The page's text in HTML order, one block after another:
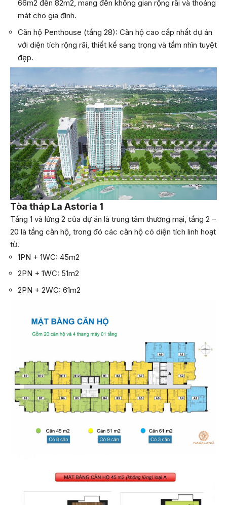
66m2 đến 82m2, mang đến không gian rộng rãi và thoáng
mát cho gia đình.
Căn hộ Penthouse (tầng 28): Căn hộ cao cấp nhất dự án
với diện tích rộng rãi, thiết kế sang trọng và tầm nhìn tuyệt
đẹp.
Tòa tháp La Astoria 1
Tầng 1 và lửng 2 của dự án là trung tâm thương mại, tầng 2 –
20 là tầng căn hộ, trong đó các căn hộ có diện tích linh hoạt
từ.
1PN + 1WC: 45m2
2PN + 1WC: 51m2
2PN + 2WC: 61m2